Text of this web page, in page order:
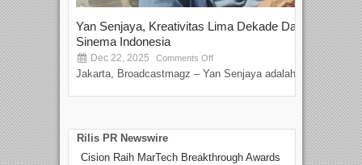
Yan Senjaya, Kreativitas Lima Dekade Dalam
Sinema Indonesia
Dec 22, 2025 Comments Off
Jakarta, Broadcastmagz – Yan Senjaya adalah...
Rilis PR Newswire
Cision Raih MarTech Breakthrough Awards